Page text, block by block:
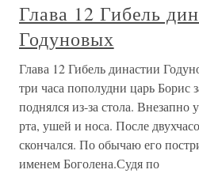
Глава 12 Гибель
Годуновых
Глава 12 Гибель династии
три часа пополудни царь Борис
поднялся из-за стола. Внезапно
рта, ушей и носа. После
скончался. По обычаю его
именем Боголена.Судя по